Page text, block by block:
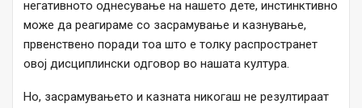
негативното однесување на нашето дете, инстинктивно
може да реагираме со засрамување и казнување,
првенствено поради тоа што е толку распространет
овој дисциплински одговор во нашата култура.
Но, засрамувањето и казната никогаш не резултираат